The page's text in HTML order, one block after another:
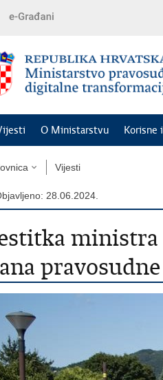
O Ministarstvu Korisne
Vijesti
28.06.2024.
ministra